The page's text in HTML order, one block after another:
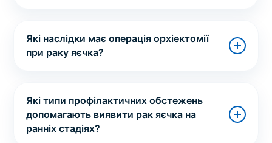
Які наслідки має операція орхіектомії
при раку яєчка?
Які типи профілактичних обстежень
допомагають виявити рак яєчка на
ранніх стадіях?